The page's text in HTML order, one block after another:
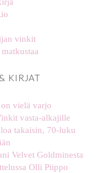
vinkit
KIRJAT
vielä varjo
vasta-alkajille
takaisin, 70-luku
Velvet Goldminesta
Olli Piippo